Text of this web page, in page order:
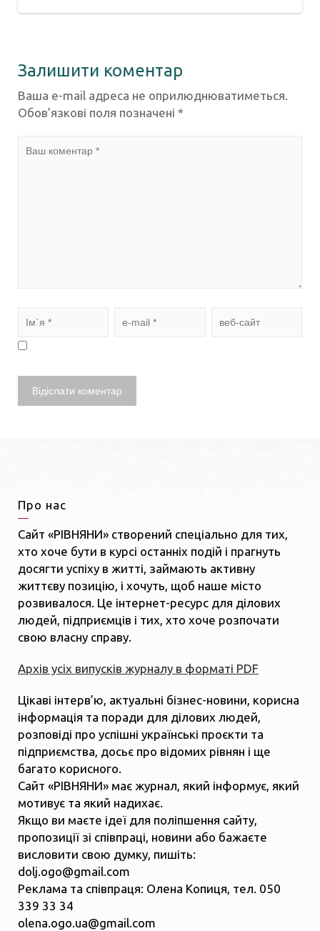
Залишити коментар
Ваша e-mail адреса не оприлюднюватиметься.
Обов’язкові поля позначені *
Про нас
Сайт «РІВНЯНИ» створений спеціально для тих,
хто хоче бути в курсі останніх подій і прагнуть
досягти успіху в житті, займають активну
життєву позицію, і хочуть, щоб наше місто
розвивалося. Це інтернет-ресурс для ділових
людей, підприємців і тих, хто хоче розпочати
свою власну справу.
Архів усіх випусків журналу в форматі PDF
Цікаві інтерв’ю, актуальні бізнес-новини, корисна
інформація та поради для ділових людей,
розповіді про успішні українські проєкти та
підприємства, досьє про відомих рівнян і ще
багато корисного.
Сайт «РІВНЯНИ» має журнал, який інформує, який
мотивує та який надихає.
Якщо ви маєте ідеї для поліпшення сайту,
пропозиції зі співпраці, новини або бажаєте
висловити свою думку, пишіть:
dolj.ogo@gmail.com
Реклама та співпраця: Олена Копиця, тел. 050
339 33 34
olena.ogo.ua@gmail.com